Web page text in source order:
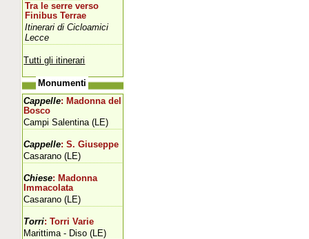
Tra le serre verso
Finibus Terrae
Itinerari di Cicloamici
Lecce
Tutti gli itinerari
Monumenti
Cappelle: Madonna del
Bosco
Campi Salentina (LE)
Cappelle: S. Giuseppe
Casarano (LE)
Chiese: Madonna
Immacolata
Casarano (LE)
Torri: Torri Varie
Marittima - Diso (LE)